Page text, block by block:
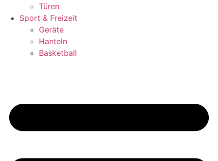
Türen
Sport & Freizeit
Geräte
Hanteln
Basketball